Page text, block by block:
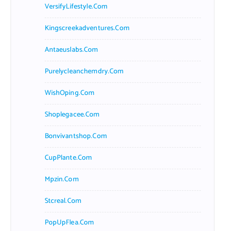
VersifyLifestyle.com
Kingscreekadventures.com
Antaeuslabs.com
Purelycleanchemdry.com
WishOping.com
Shoplegacee.com
Bonvivantshop.com
CupPlante.com
Mpzin.com
Stcreal.com
PopUpFlea.com